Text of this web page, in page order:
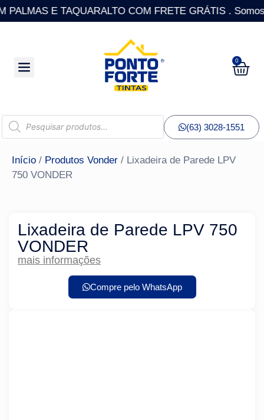
PALMAS E TAQUARALTO COM FRETE GRÁTIS .
0
(63) 3028-1551
Início / Produtos Vonder / Lixadeira de Parede LPV
750 VONDER
Lixadeira de Parede LPV 750
VONDER
mais informações
Compre pelo WhatsApp